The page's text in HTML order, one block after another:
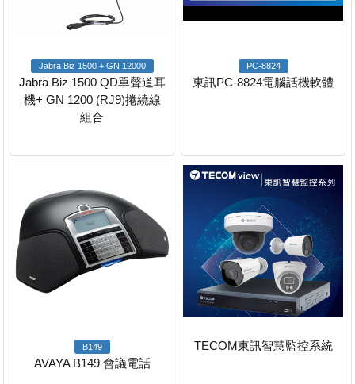
Jabra Biz 1500 + GN 12000
Jabra Biz 1500 QD單聲道耳
機+ GN 1200 (RJ9)捲繞線
組合
PC-8824
東訊PC-8824電腦話機軟體
B149
AVAYA B149 會議電話
TECOM東訊智慧監控系統